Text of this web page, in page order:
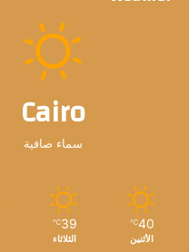
Cairo
سماء صافية
40
℃
الأثنين
39
℃
الثلاثاء